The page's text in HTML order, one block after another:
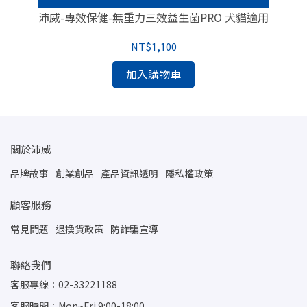
沛威-專效保健-無重力三效益生菌PRO 犬貓適用
NT$1,100
加入購物車
關於沛威
品牌故事 創業創品 產品資訊透明 隱私權政策
顧客服務
常見問題 退換貨政策 防詐騙宣導
聯絡我們
客服專線：02-33221188